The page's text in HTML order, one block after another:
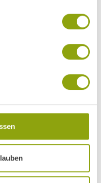
Zentren für